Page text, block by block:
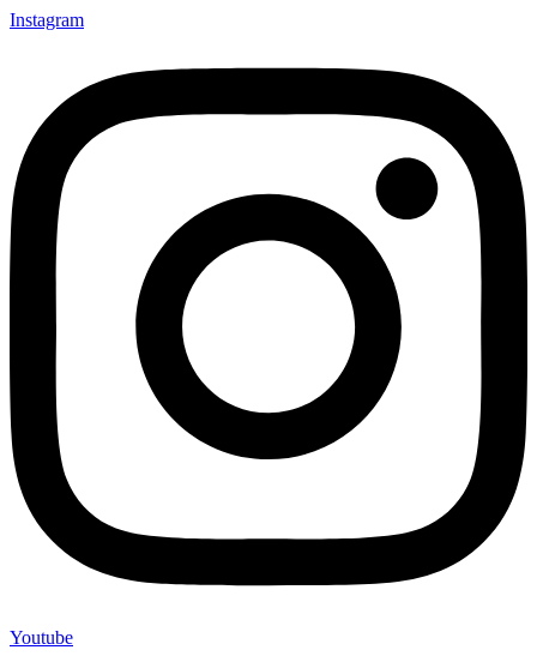
Instagram
Youtube